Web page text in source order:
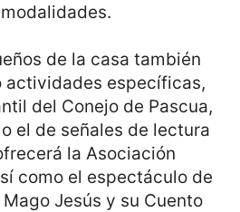
de la casa también
actividades específicas,
del Conejo de Pascua,
el de señales de lectura
la Asociación
como el espectáculo de
Jesús y su Cuento